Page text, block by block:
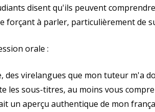
disent qu'ils peuvent
forçant à parler, particulièrement de
orale :
virelangues que mon tuteur m'a
les sous-titres, au moins vous
un aperçu authentique de mon